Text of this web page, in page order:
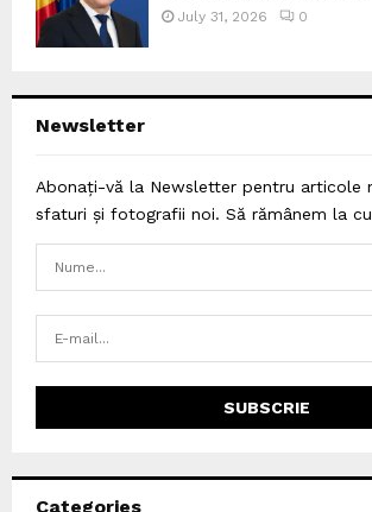
July 31, 2026 0
Newsletter
Abonați-vă la Newsletter pentru articole
sfaturi și fotografii noi. Să rămânem la
Categories